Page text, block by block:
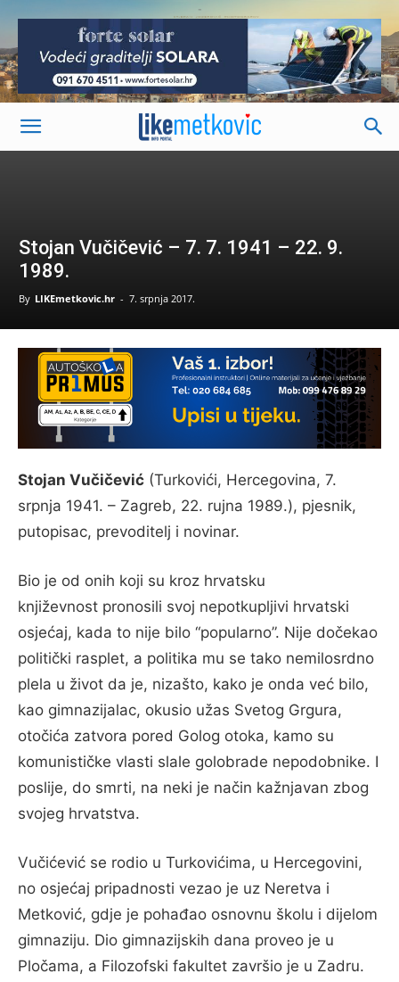
-
Stojan Vučičević – 7. 7. 1941 – 22. 9.
1989.
By LIKEmetkovic.hr - 7. srpnja 2017.
Stojan Vučičević (Turkovići, Hercegovina, 7.
srpnja 1941. – Zagreb, 22. rujna 1989.), pjesnik,
putopisac, prevoditelj i novinar.
Bio je od onih koji su kroz hrvatsku
književnost pronosili svoj nepotkupljivi hrvatski
osjećaj, kada to nije bilo “popularno”. Nije dočekao
politički rasplet, a politika mu se tako nemilosrdno
plela u život da je, nizašto, kako je onda već bilo,
kao gimnazijalac, okusio užas Svetog Grgura,
otočića zatvora pored Golog otoka, kamo su
komunističke vlasti slale golobrade nepodobnike. I
poslije, do smrti, na neki je način kažnjavan zbog
svojeg hrvatstva.
Vučićević se rodio u Turkovićima, u Hercegovini,
no osjećaj pripadnosti vezao je uz Neretva i
Metković, gdje je pohađao osnovnu školu i dijelom
gimnaziju. Dio gimnazijskih dana proveo je u
Pločama, a Filozofski fakultet završio je u Zadru.